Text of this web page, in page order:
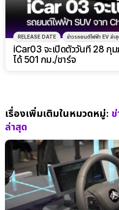
RELEASE DATE ข่าวรถยนต์ไฟฟ้า EV ล่าสุ
iCar03 จะเปิดตัววันที่ 28 กุ
ได้ 501 กม./ชาร์จ
เรื่องเพิ่มเติมในหมวดหมู่:
ล่าสุด